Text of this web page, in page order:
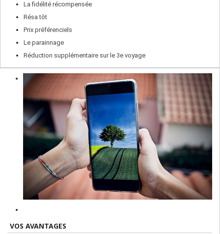
La fidélité récompensée
Résa tôt
Prix préférenciels
Le parainnage
Réduction supplémentaire sur le 3e voyage
VOS AVANTAGES